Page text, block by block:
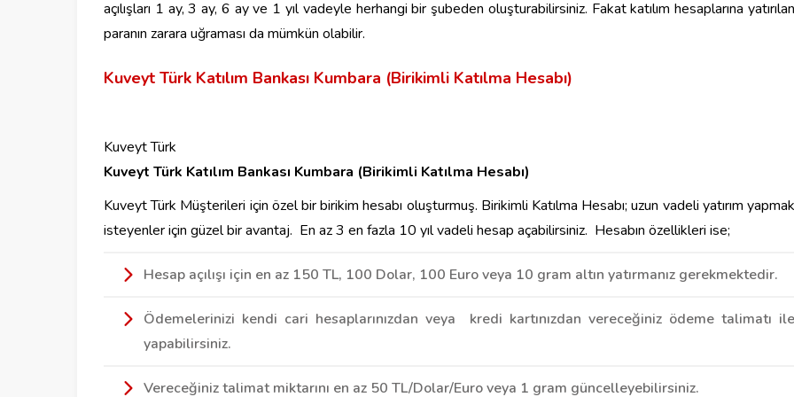
açılışları 1 ay, 3 ay, 6 ay ve 1 yıl vadeyle herhangi bir şubeden oluşturabilirsiniz. Fakat katılım hesaplarına yatırılan
paranın zarara uğraması da mümkün olabilir.
Kuveyt Türk Katılım Bankası Kumbara (Birikimli Katılma Hesabı)
Kuveyt Türk
Kuveyt Türk Katılım Bankası Kumbara (Birikimli Katılma Hesabı)
Kuveyt Türk Müşterileri için özel bir birikim hesabı oluşturmuş. Birikimli Katılma Hesabı; uzun vadeli yatırım yapmak
isteyenler için güzel bir avantaj. En az 3 en fazla 10 yıl vadeli hesap açabilirsiniz. Hesabın özellikleri ise;
Hesap açılışı için en az 150 TL, 100 Dolar, 100 Euro veya 10 gram altın yatırmanız gerekmektedir.
Ödemelerinizi kendi cari hesaplarınızdan veya kredi kartınızdan vereceğiniz ödeme talimatı ile
yapabilirsiniz.
Vereceğiniz talimat miktarını en az 50 TL/Dolar/Euro veya 1 gram güncelleyebilirsiniz.